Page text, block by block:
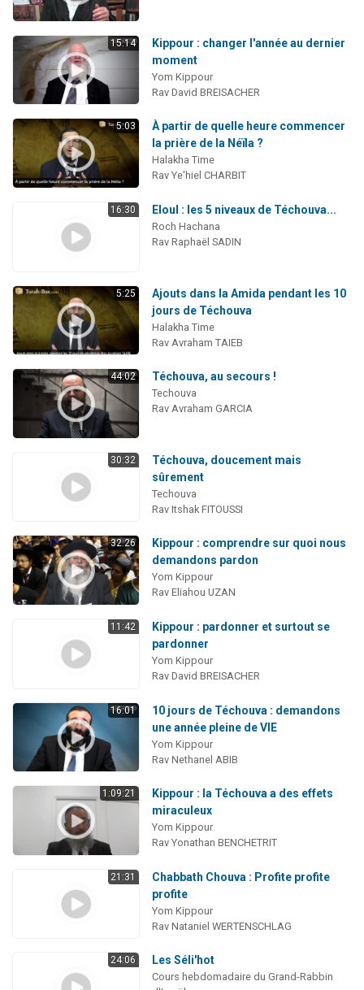
15:14
Kippour : changer l'année au dernier
moment
Yom Kippour
Rav David BREISACHER
5:03
À partir de quelle heure commencer
la prière de la Néïla ?
Halakha Time
Rav Ye'hiel CHARBIT
16:30 Eloul : les 5 niveaux de Téchouva...
Roch Hachana
Rav Raphaël SADIN
5:25
Ajouts dans la Amida pendant les 10
jours de Téchouva
Halakha Time
Rav Avraham TAIEB
44:02 Téchouva, au secours !
Techouva
Rav Avraham GARCIA
30:32
Téchouva, doucement mais
sûrement
Techouva
Rav Itshak FITOUSSI
32:26
Kippour : comprendre sur quoi nous
demandons pardon
Yom Kippour
Rav Eliahou UZAN
11:42
Kippour : pardonner et surtout se
pardonner
Yom Kippour
Rav David BREISACHER
16:01
10 jours de Téchouva : demandons
une année pleine de VIE
Yom Kippour
Rav Nethanel ABIB
1:09:21
Kippour : la Téchouva a des effets
miraculeux
Yom Kippour
Rav Yonathan BENCHETRIT
21:31
Chabbath Chouva : Profite profite
profite
Yom Kippour
Rav Nataniel WERTENSCHLAG
24:06 Les Séli'hot
Cours hebdomadaire du Grand-Rabbin